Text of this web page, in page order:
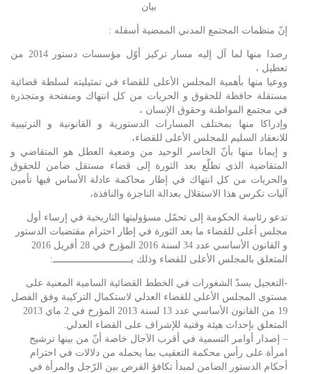
بيان
إنّ منظمات المجتمع المدني الممضية أسفله :
رصدا منها لما آل إليه مسار تركيز أوّل مؤسسات دستور 2014 من
تعطيل ،
ووعيا منها بأهمية المجلس الأعلى للقضاء في تمثيليته لسلطة قضائية
مستقلة حافظة للحقوق و الحريات من كل انتهاك ومنفتحة ومتجذرة
في مجتمع المواطنة وحقوق الإنسان ،
وإدراكا منها بمختلف المسارات الدستورية و القانونية و الترتيبية
للانعقاد السليم للمجلس الأعلى للقضاء،
و إيمانا منها بأنّ الخاسر الوحيد من وضعية العطل هو المتقاضي و
المتقاضية الذي تطلّع بعد الثورة إلى قضاء مستقل ضامن للحقوق
والحريات من كل انتهاك في إطار محاكمة عادلة الأساس فيها تأمين
آليات تكرس هذا الاستقلال بعدالة الناجزة والنافذة،
تدعو رئاسة الحكومة إلى تحمّل مسؤوليتها التاريخية في إرساء أول
مجلس أعلى للقضاء ما بعد الثورة في إطار احترام مقتضيات الدستور
و القانون الأساسي عدد 34 لسنة 2016 المؤرخ في 28 أفريل 2016
المتعلق بالمجلس الأعلى للقضاء وذلك بــــــــــــــــــــــــــــ:
-التعجيل بسدّ الشغورات في الخطط القضائية السامية المعنية على
مستوى المجلس الأعلى للقضاء العدلي لاستكمال التركيبة وفق الفصل
19 من القانون الأساسي عدد 13 لسنة 2013 المؤرخ في 2 ماي 2013
المتعلق بإحداث هيئة وقتية للإشراف على القضاء العدلي.
– إصدار أوامر التسمية في أقرب الآجال خاصة أنّ من بينها ترشيح
امرأة على رأس محكمة التعقيب بما يحمله من دلالات في احترام
أحكام الدستور الضامن لمبدأ تكافؤ الفرص بين الرّجل والمرأة في